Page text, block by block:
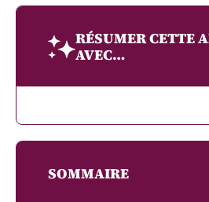
RÉSUMER CETTE
AVEC…
SOMMAIRE